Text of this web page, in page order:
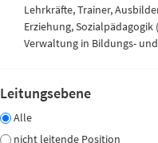
Lehrkräfte, Trainer,
Erziehung, Sozialpädagogik
Leitungsebene
Alle
nicht leitende Position